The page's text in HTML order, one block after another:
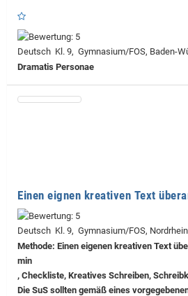
Deutsch Kl. 9, Gymnasium/FOS, Baden-
Dramatis Personae
Einen eignen kreativen Text
Deutsch Kl. 9, Gymnasium/FOS,
Methode: Einen eigenen kreativen Text
min
, Checkliste, Kreatives Schreiben,
Die SuS sollten gemäß eines